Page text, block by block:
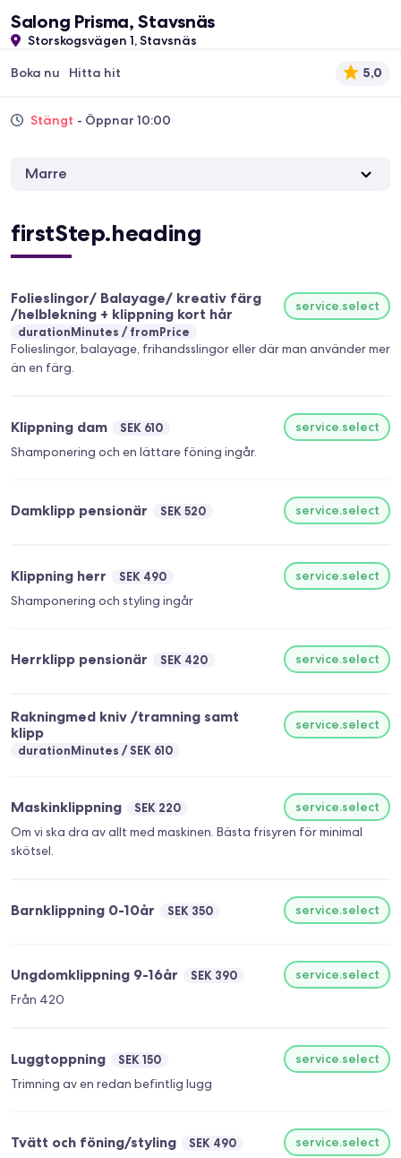
Salong Prisma, Stavsnäs
Storskogsvägen 1, Stavsnäs
Boka nu
Hitta hit 5,0
Stängt - Öppnar 10:00
Marre
firstStep.heading
Folieslingor/ Balayage/ kreativ färg
/helblekning + klippning kort hår
durationMinutes fromPrice
service.select
Folieslingor, balayage, frihandsslingor eller där man använder mer
Klippning dam SEK 610
service.select
Shamponering och en lättare föning ingår.
Damklipp pensionär SEK 520 service.select
Klippning herr SEK 490
service.select
Shamponering och styling ingår
Herrklipp pensionär SEK 420 service.select
Rakningmed kniv /tramning samt
klipp
durationMinutes SEK 610
service.select
Maskinklippning SEK 220
service.select
Om vi ska dra av allt med maskinen. Bästa frisyren för minimal
skötsel.
Barnklippning 0-10år SEK 350 service.select
Ungdomklippning 9-16år SEK 390
service.select
Från 420
Luggtoppning SEK 150
service.select
Trimning av en redan befintlig lugg
Tvätt och föning/styling SEK 490 service.select